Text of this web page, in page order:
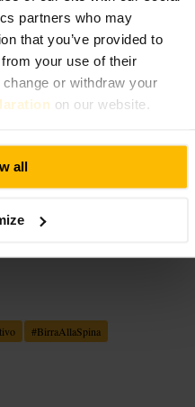
partners who may
that you’ve provided to
your use of their
or withdraw your
on our website.
all
& Kitchen
#BirraAllaSpina